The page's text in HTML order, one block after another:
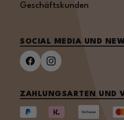
Geschäftskunden
SOCIAL MEDIA UND
ZAHLUNGSARTEN UND